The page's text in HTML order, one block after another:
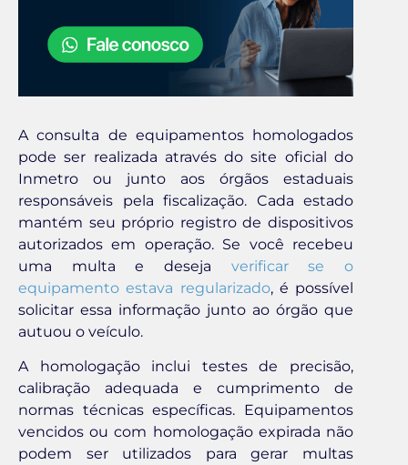
A consulta de equipamentos homologados
pode ser realizada através do site oficial do
Inmetro ou junto aos órgãos estaduais
responsáveis pela fiscalização. Cada estado
mantém seu próprio registro de dispositivos
autorizados em operação. Se você recebeu
uma multa e deseja verificar se o
equipamento estava regularizado, é possível
solicitar essa informação junto ao órgão que
autuou o veículo.
A homologação inclui testes de precisão,
calibração adequada e cumprimento de
normas técnicas específicas. Equipamentos
vencidos ou com homologação expirada não
podem ser utilizados para gerar multas